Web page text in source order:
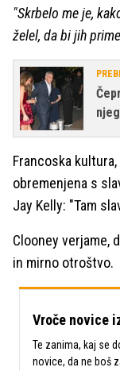
"Skrbelo me je,
želel, da bi jih
Francoska
obremenjena s
Jay Kelly: "Tam
Clooney verjame,
in mirno otroštvo.
Vroče novice
Te zanima, kaj se
novice, da ne boš